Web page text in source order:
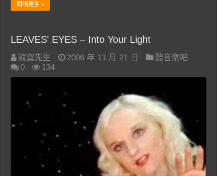
閱讀更多 »
LEAVES' EYES – Into Your Light
寂寞先生 2006 年 11 月 21 日
聽音樂吧
0
134